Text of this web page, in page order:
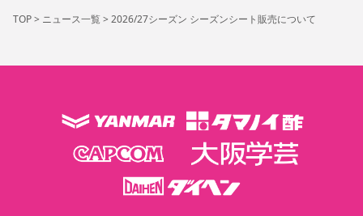
TOP> ニュース一覧> 2026/27シーズン シーズンシート販売について